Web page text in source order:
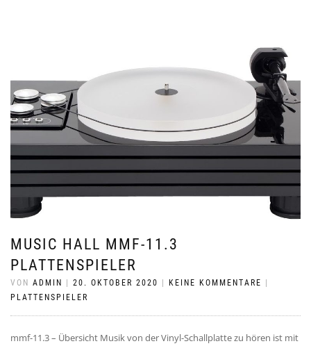
MUSIC HALL MMF-11.3
PLATTENSPIELER
VON ADMIN | 20. OKTOBER 2020 | KEINE KOMMENTARE |
PLATTENSPIELER
mmf-11.3 – Übersicht Musik von der Vinyl-Schallplatte zu hören ist mit